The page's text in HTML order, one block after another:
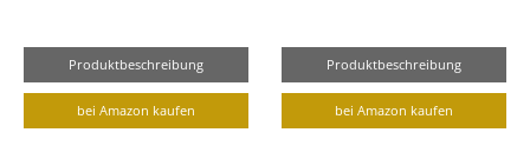
Produktbeschreibung
bei Amazon kaufen
Produktbeschreibung
bei Amazon kaufen